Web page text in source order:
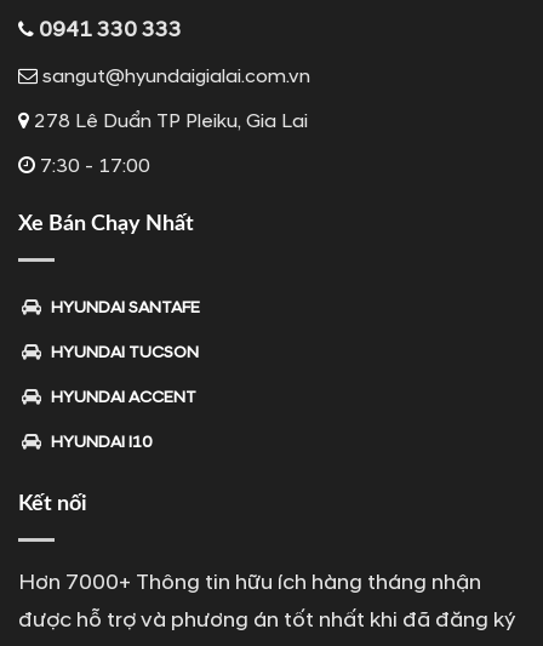
0941 330 333
sangut@hyundaigialai.com.vn
278 Lê Duẩn TP Pleiku, Gia Lai
7:30 - 17:00
Xe Bán Chạy Nhất
HYUNDAI SANTAFE
HYUNDAI TUCSON
HYUNDAI ACCENT
HYUNDAI I10
Kết nối
Hơn 7000+ Thông tin hữu ích hàng tháng nhận
được hỗ trợ và phương án tốt nhất khi đã đăng ký